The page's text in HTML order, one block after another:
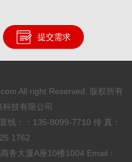
提交需求
All right Reserved. 版权所有
技有限公司
线：：135-8099-7710 传 真：
1762
务大厦A座10楼1004 Email：